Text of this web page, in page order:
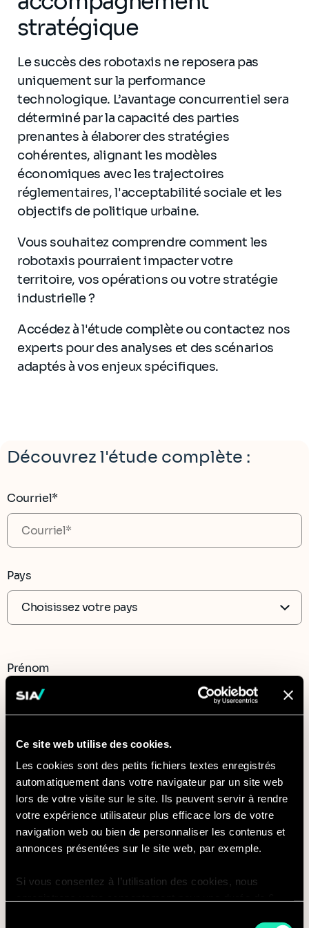
Ce site web utilise des cookies.
Les cookies sont des petits fichiers textes enregistrés
automatiquement dans votre navigateur par un site web
lors de votre visite sur le site. Ils peuvent servir à rendre
votre expérience utilisateur plus efficace lors de votre
navigation web ou bien de personnaliser les contenus et
annonces présentées sur le site web, par exemple.
Si vous consentez à l’utilisation des cookies, nous
stratégique
Le succès des robotaxis ne reposera pas
uniquement sur la performance
technologique. L’avantage concurrentiel sera
déterminé par la capacité des parties
prenantes à élaborer des stratégies
cohérentes, alignant les modèles
économiques avec les trajectoires
réglementaires, l'acceptabilité sociale et les
objectifs de politique urbaine.
Vous souhaitez comprendre comment les
robotaxis pourraient impacter votre
territoire, vos opérations ou votre stratégie
industrielle ?
Accédez à l'étude complète ou contactez nos
experts pour des analyses et des scénarios
adaptés à vos enjeux spécifiques.
Découvrez l'étude complète :
Courriel*
Pays
Prénom
Nom
Société